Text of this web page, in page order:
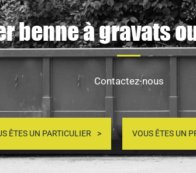
benne à gravats
Contactez-nous
ÊTES UN PARTICULIER VOUS ÊTES UN